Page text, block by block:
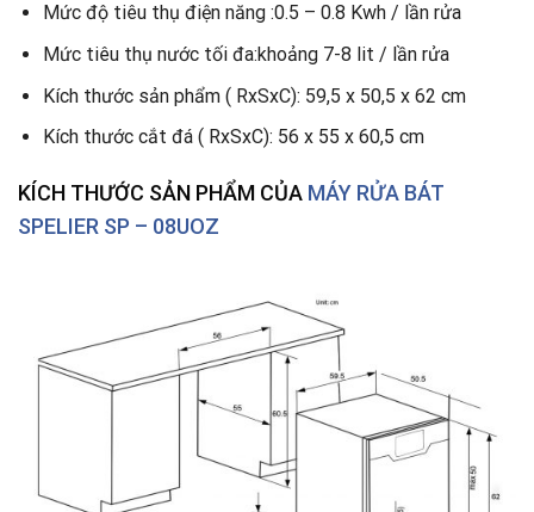
Mức độ tiêu thụ điện năng :0.5 – 0.8 Kwh / lần rửa
Mức tiêu thụ nước tối đa:khoảng 7-8 lit / lần rửa
Kích thước sản phẩm ( RxSxC): 59,5 x 50,5 x 62 cm
Kích thước cắt đá ( RxSxC): 56 x 55 x 60,5 cm
KÍCH THƯỚC SẢN PHẨM CỦA MÁY RỬA BÁT
SPELIER SP – 08UOZ